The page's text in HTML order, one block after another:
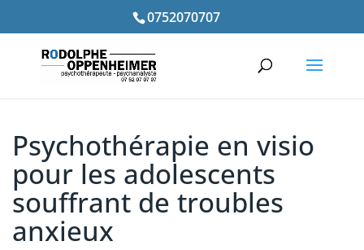
0752070707
Psychothérapie en visio
pour les adolescents
souffrant de troubles
anxieux